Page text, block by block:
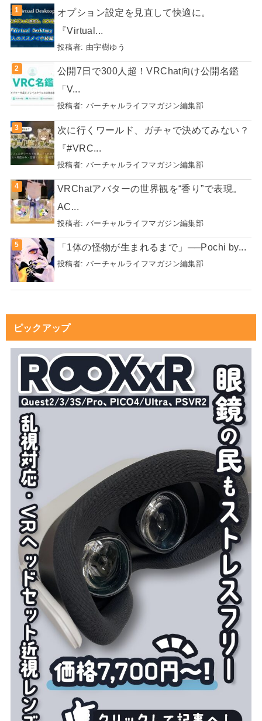
オプション設定を見直して快適に。
『Virtual...
投稿者: 由宇樹ゆう
公開7日で300人超！VRChat向け公開名鑑
「V...
投稿者: バーチャルライフマガジン編集部
次に行くワールド、ガチャで決めてみない？
『#VRC...
投稿者: バーチャルライフマガジン編集部
VRChatアバターの世界観を“香り”で表現。
AC...
投稿者: バーチャルライフマガジン編集部
「1体の怪物が生まれるまで」──Pochi by...
投稿者: バーチャルライフマガジン編集部
ピックアップ